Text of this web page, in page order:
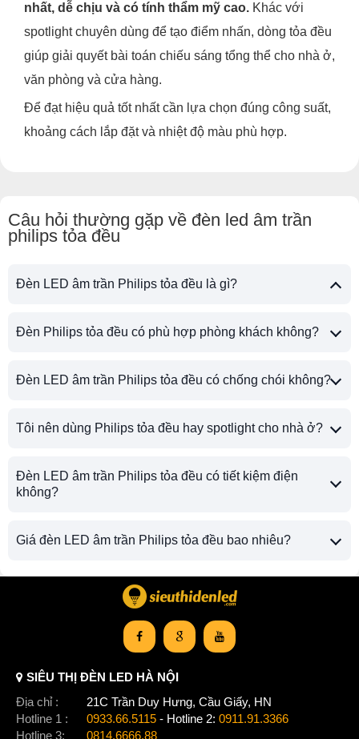
nhất, dễ chịu và có tính thẩm mỹ cao. Khác với
spotlight chuyên dùng để tạo điểm nhấn, dòng tỏa đều
giúp giải quyết bài toán chiếu sáng tổng thể cho nhà ở,
văn phòng và cửa hàng.
Để đạt hiệu quả tốt nhất cần lựa chọn đúng công suất,
khoảng cách lắp đặt và nhiệt độ màu phù hợp.
Câu hỏi thường gặp về đèn led âm trần
philips tỏa đều
Đèn LED âm trần Philips tỏa đều là gì?
Đèn Philips tỏa đều có phù hợp phòng khách không?
Đèn LED âm trần Philips tỏa đều có chống chói không?
Tôi nên dùng Philips tỏa đều hay spotlight cho nhà ở?
Đèn LED âm trần Philips tỏa đều có tiết kiệm điện
không?
Giá đèn LED âm trần Philips tỏa đều bao nhiêu?
SIÊU THỊ ĐÈN LED HÀ NỘI
Địa chỉ :
21C Trần Duy Hưng, Cầu Giấy, HN
Hotline 1 :
0933.66.5115 - Hotline 2: 0911.91.3366
Hotline 3:
0814.6666.88